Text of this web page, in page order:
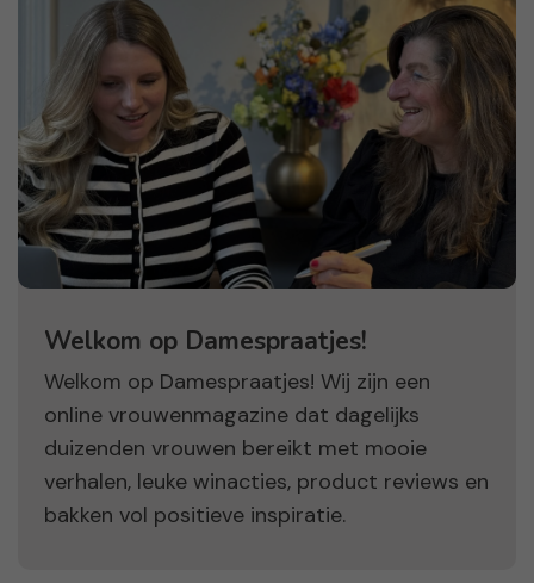
Welkom op Damespraatjes!
Welkom op Damespraatjes! Wij zijn een
online vrouwenmagazine dat dagelijks
duizenden vrouwen bereikt met mooie
verhalen, leuke winacties, product reviews en
bakken vol positieve inspiratie.